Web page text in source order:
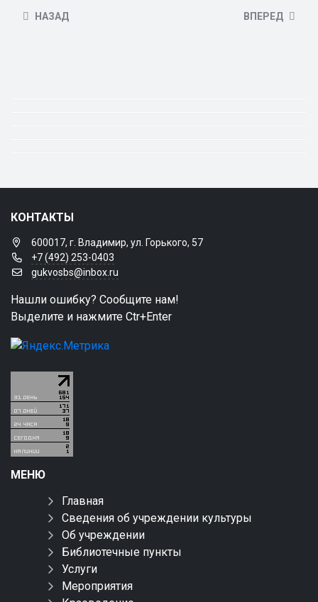
НАЗАД ВПЕРЕД
КОНТАКТЫ
600017, г. Владимир, ул. Горького, 57
+7 (492) 253-0403
gukvosbs@inbox.ru
Нашли ошибку? Сообщите нам!
Выделите и нажмите Ctr+Enter
МЕНЮ
Главная
Сведения об учреждении культуры
Об учреждении
Библиотечные пункты
Услуги
Мероприятия